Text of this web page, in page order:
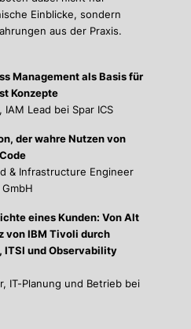
Einblicke, sondern
aus der Praxis.
Management als Basis für
Konzepte
Lead bei Spar ICS
der wahre Nutzen von
& Infrastructure Engineer
eines Kunden: Von Alt
von IBM Tivoli durch
ITSI und Observability
IT-Planung und Betrieb bei